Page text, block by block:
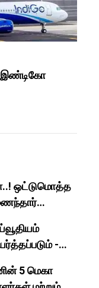
இண்டிகோ
ஒட்டுமொத்த
-
5 மெகா